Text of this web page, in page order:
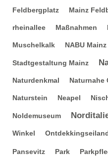
Feldbergplatz Mainz
rheinallee Maßnahmen
Muschelkalk NABU Mainz
Stadtgestaltung Mainz
Naturdenkmal Naturnahe
Naturstein Neapel
Noldemuseum
Winkel
Pansevitz Park